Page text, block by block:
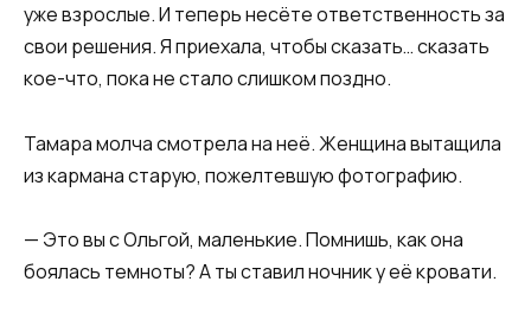
уже взрослые. И теперь несёте ответственность за
свои решения. Я приехала, чтобы сказать… сказать
кое-что, пока не стало слишком поздно.
Тамара молча смотрела на неё. Женщина вытащила
из кармана старую, пожелтевшую фотографию.
— Это вы с Ольгой, маленькие. Помнишь, как она
боялась темноты? А ты ставил ночник у её кровати.